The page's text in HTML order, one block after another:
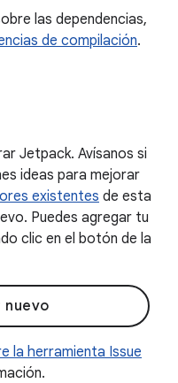
las dependencias,
de compilación.
Jetpack. Avísanos si
ideas para mejorar
existentes de esta
Puedes agregar tu
clic en el botón de la
nuevo
la herramienta Issue